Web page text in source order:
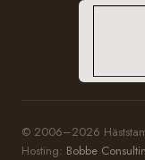
© 2006–2026
Hosting: Bobbe